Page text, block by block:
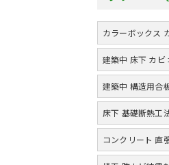
カラーボックス
建築中 床下 カビ
建築中 構造用合
床下 基礎断熱工
コンクリート 直